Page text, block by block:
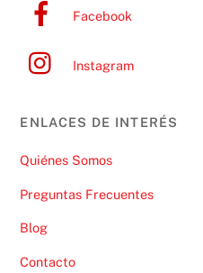
Facebook
Instagram
ENLACES DE INTERÉS
Quiénes Somos
Preguntas Frecuentes
Blog
Contacto